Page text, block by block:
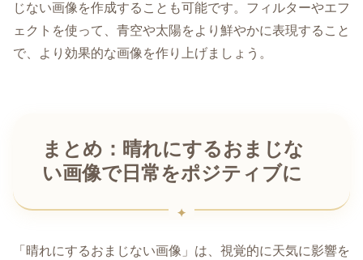
じない画像を作成することも可能です。フィルターやエフ
ェクトを使って、青空や太陽をより鮮やかに表現すること
で、より効果的な画像を作り上げましょう。
まとめ：晴れにするおまじな
い画像で日常をポジティブに
「晴れにするおまじない画像」は、視覚的に天気に影響を